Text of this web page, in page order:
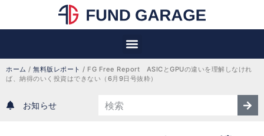
ホーム / 無料版レポート / FG Free Report　ASICとGPUの違いを理解しなけれ
ば、納得のいく投資はできない（6月9日号抜粋）
お知らせ